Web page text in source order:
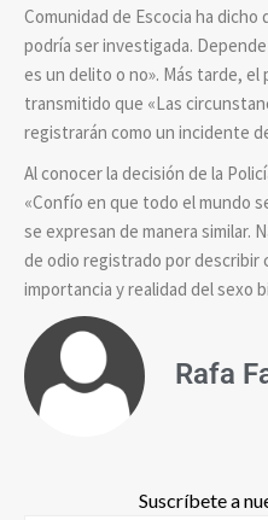
Comunidad de Escocia ha dicho
podría ser investigada.
es un delito o no». Más tarde, el
transmitido que «Las
registrarán como un incidente
Al conocer la decisión de la
«Confío en que todo el mundo
se expresan de manera similar.
de odio registrado por describir
importancia y realidad del sexo
Rafa
Suscríbete a